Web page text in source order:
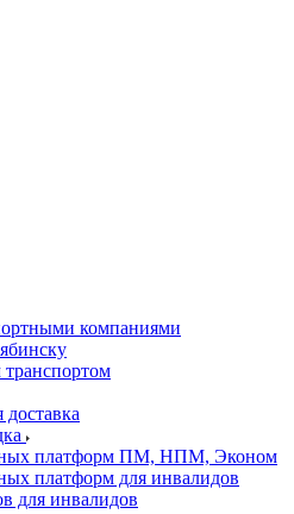
компаниями
платформ ПМ, НПМ, Эконом
платформ для инвалидов
для инвалидов